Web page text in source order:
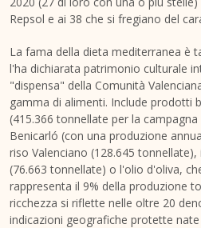
Repsol e ai 38 che si fregiano del
La fama della dieta mediterranea è
l'ha dichiarata patrimonio culturale
"dispensa" della Comunità
gamma di alimenti. Include prodotti
(415.366 tonnellate per la
Benicarló (con una produzione
riso Valenciano (128.645
(76.663 tonnellate) o l'olio d'oliva,
rappresenta il 9% della produzione
ricchezza si riflette nelle oltre 20
indicazioni geografiche protette